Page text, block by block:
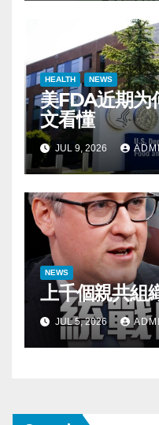
HEALTH NEWS
美FDA近期为
文看懂
JUL 9, 2026
NEWS
上千個親共組
JUL 5, 2026